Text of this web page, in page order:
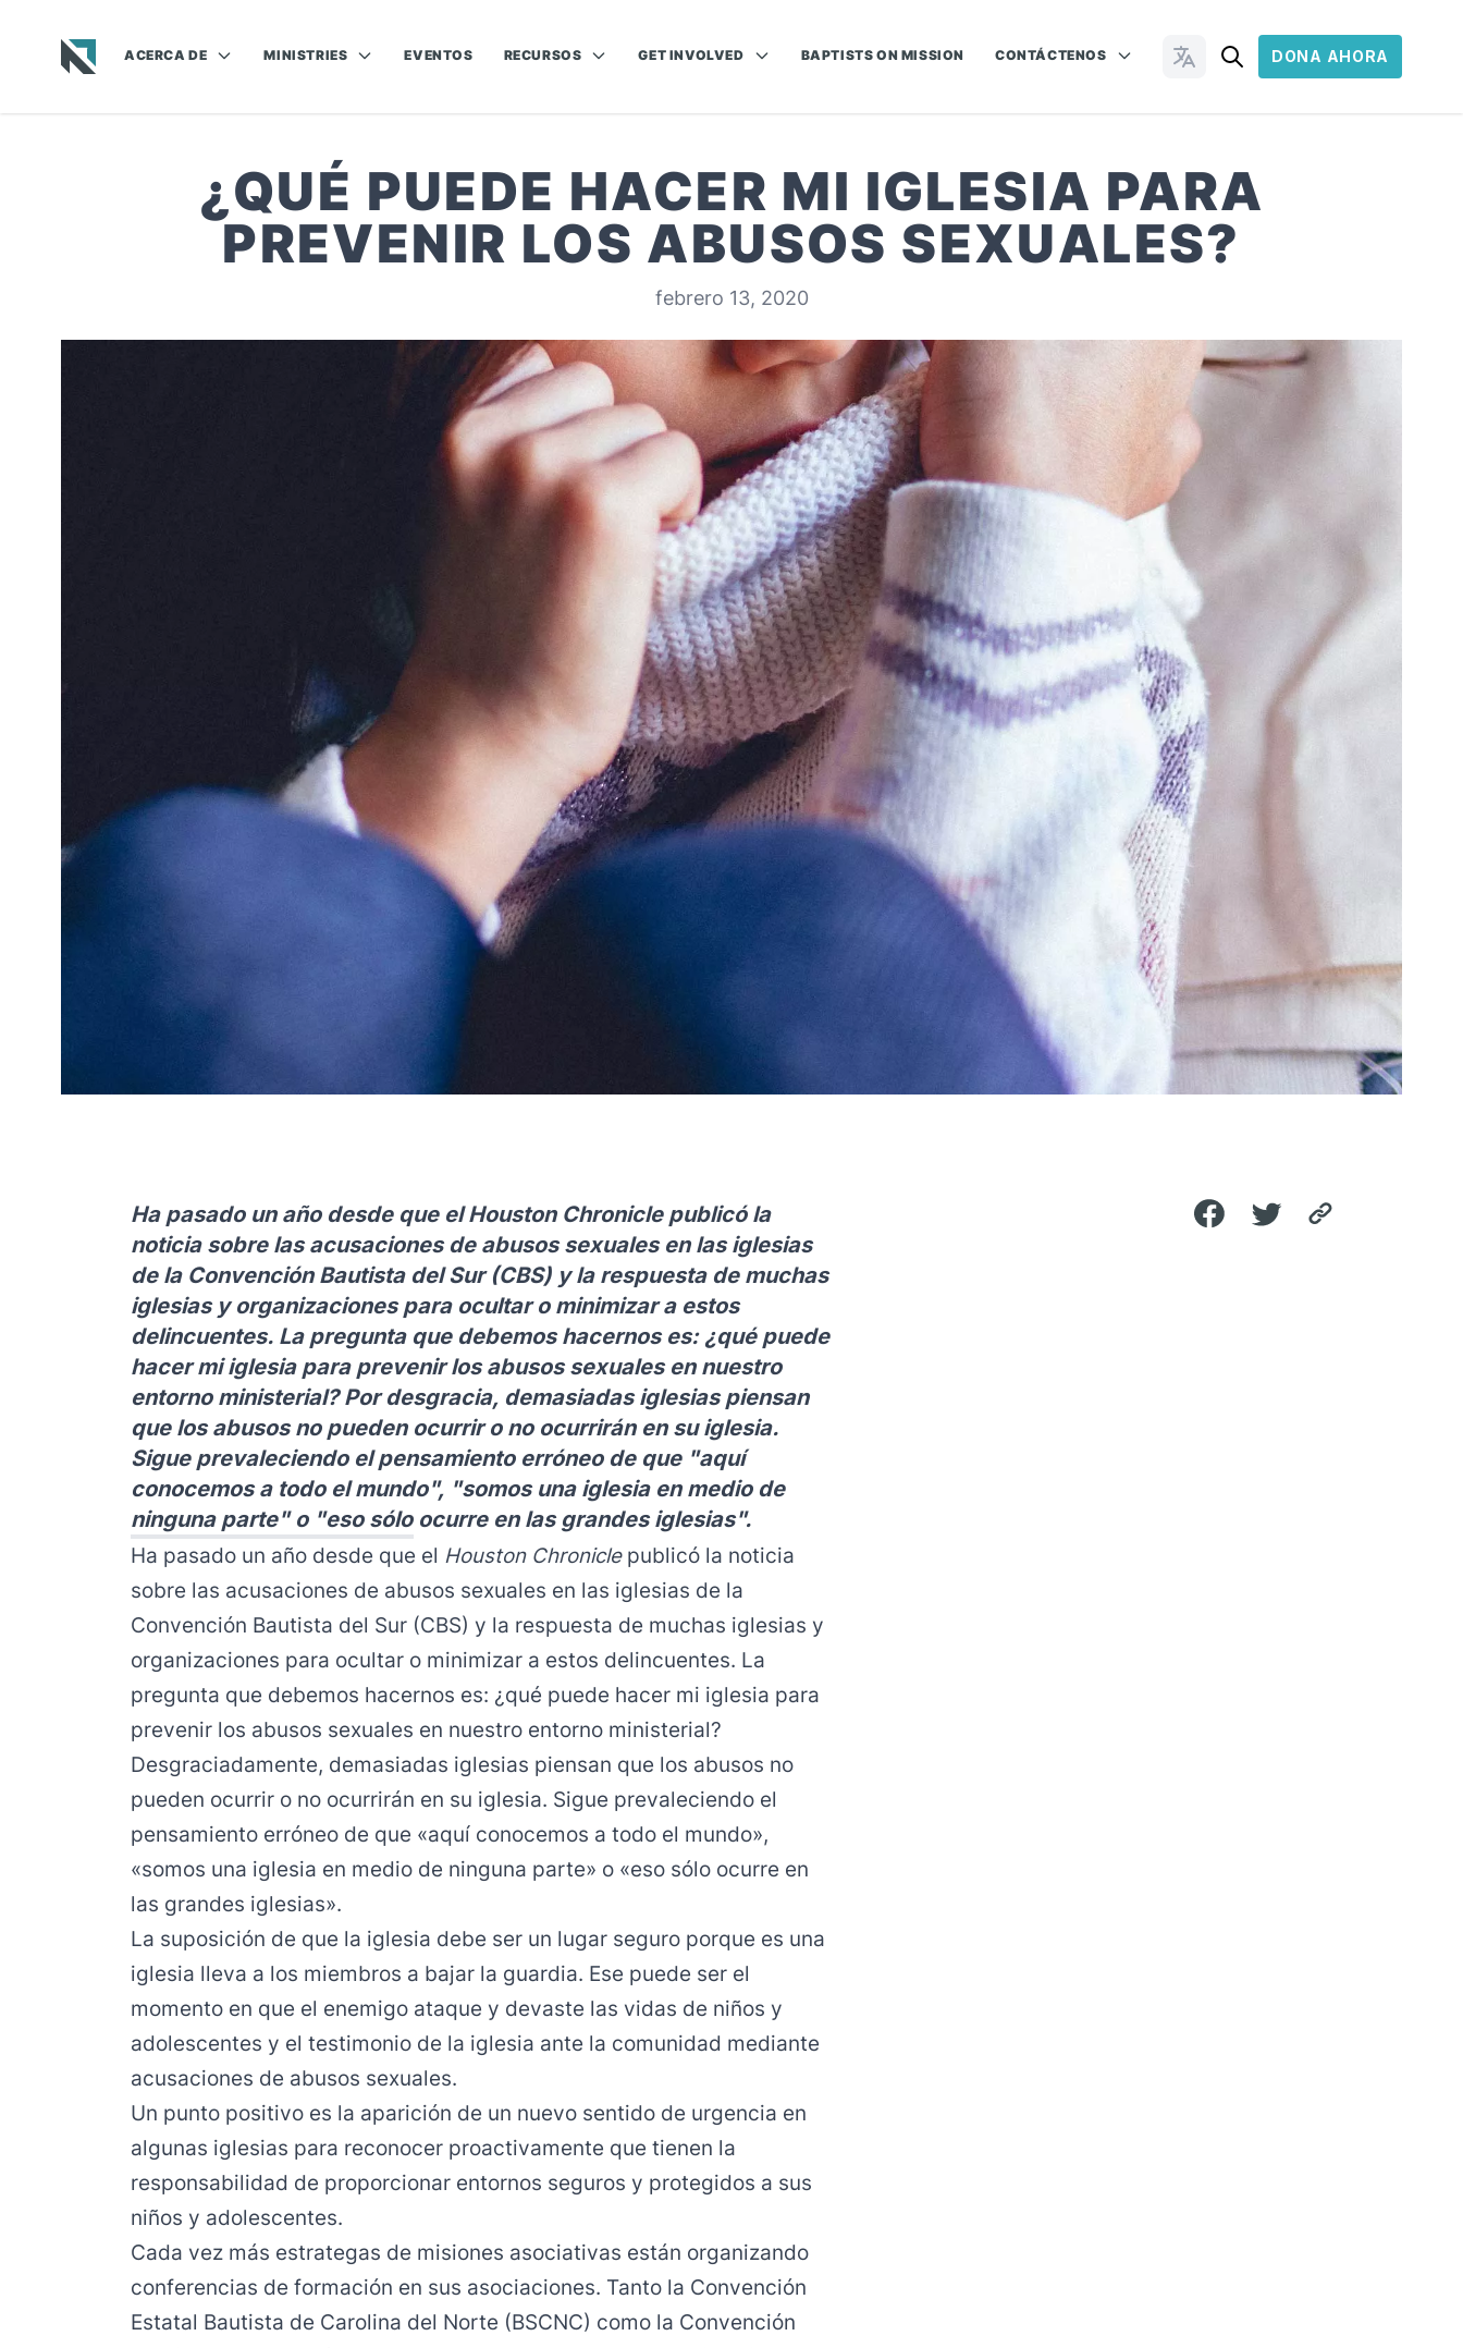
ACERCA DE MINISTRIES EVENTOS RECURSOS GET INVOLVED BAPTISTS ON MISSION CONTÁCTENOS Cambiar idiomaDONA AHORA
¿QUÉ PUEDE HACER MI IGLESIA PARA
PREVENIR LOS ABUSOS SEXUALES?
febrero 13, 2020
Ha pasado un año desde que el Houston Chronicle publicó la
noticia sobre las acusaciones de abusos sexuales en las iglesias
de la Convención Bautista del Sur (CBS) y la respuesta de muchas
iglesias y organizaciones para ocultar o minimizar a estos
delincuentes. La pregunta que debemos hacernos es: ¿qué puede
hacer mi iglesia para prevenir los abusos sexuales en nuestro
entorno ministerial? Por desgracia, demasiadas iglesias piensan
que los abusos no pueden ocurrir o no ocurrirán en su iglesia.
Sigue prevaleciendo el pensamiento erróneo de que "aquí
conocemos a todo el mundo", "somos una iglesia en medio de
ninguna parte" o "eso sólo ocurre en las grandes iglesias".
Ha pasado un año desde que el Houston Chroniclepublicó la noticia
sobre las acusaciones de abusos sexuales en las iglesias de la
Convención Bautista del Sur (CBS) y la respuesta de muchas iglesias y
organizaciones para ocultar o minimizar a estos delincuentes. La
pregunta que debemos hacernos es: ¿qué puede hacer mi iglesia para
prevenir los abusos sexuales en nuestro entorno ministerial?
Desgraciadamente, demasiadas iglesias piensan que los abusos no
pueden ocurrir o no ocurrirán en su iglesia. Sigue prevaleciendo el
pensamiento erróneo de que «aquí conocemos a todo el mundo»,
«somos una iglesia en medio de ninguna parte» o «eso sólo ocurre en
las grandes iglesias».
La suposición de que la iglesia debe ser un lugar seguro porque es una
iglesia lleva a los miembros a bajar la guardia. Ese puede ser el
momento en que el enemigo ataque y devaste las vidas de niños y
adolescentes y el testimonio de la iglesia ante la comunidad mediante
acusaciones de abusos sexuales.
Un punto positivo es la aparición de un nuevo sentido de urgencia en
algunas iglesias para reconocer proactivamente que tienen la
responsabilidad de proporcionar entornos seguros y protegidos a sus
niños y adolescentes.
Cada vez más estrategas de misiones asociativas están organizando
conferencias de formación en sus asociaciones. Tanto la Convención
Estatal Bautista de Carolina del Norte (BSCNC) como la Convención